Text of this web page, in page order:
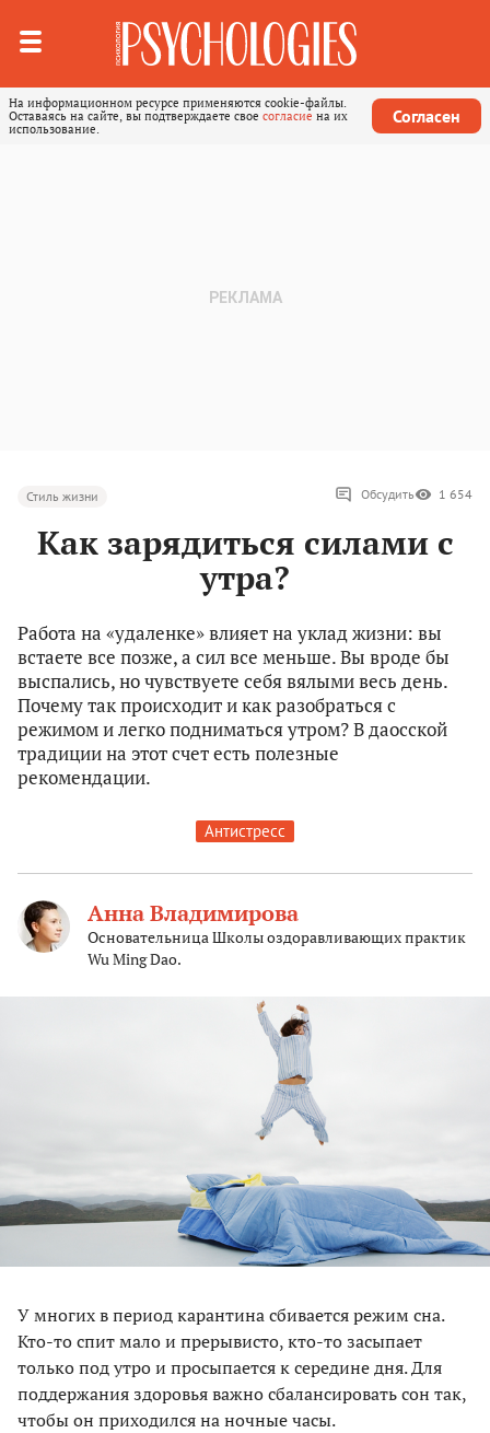
На информационном ресурсе применяются cookie-файлы.
Оставаясь на сайте, вы подтверждаете свое согласие на их
использование.
Согласен
Стиль жизни Обсудить 1 654
Как зарядиться силами с
утра?
Работа на «удаленке» влияет на уклад жизни: вы
встаете все позже, а сил все меньше. Вы вроде бы
выспались, но чувствуете себя вялыми весь день.
Почему так происходит и как разобраться с
режимом и легко подниматься утром? В даосской
традиции на этот счет есть полезные
рекомендации.
Антистресс
Анна Владимирова
Основательница Школы оздоравливающих практик
Wu Ming Dao.
У многих в период карантина сбивается режим сна.
Кто-то спит мало и прерывисто, кто-то засыпает
только под утро и просыпается к середине дня. Для
поддержания здоровья важно сбалансировать сон так,
чтобы он приходился на ночные часы.